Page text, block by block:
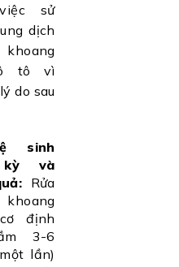
sử
dịch
tô vì
do sau
sinh
và
Rửa
định
3-6
lần)